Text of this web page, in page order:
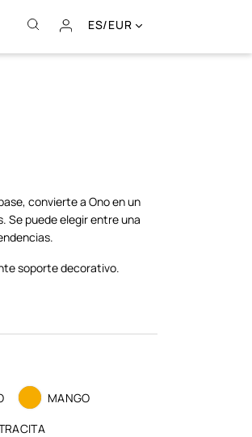
ES/EUR
convierte a Ono en un
Se puede elegir entre una
soporte decorativo.
MANGO